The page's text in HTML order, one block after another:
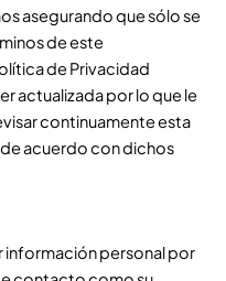
asegurando que sólo se
de este
de Privacidad
actualizada por lo que le
continuamente esta
acuerdo con dichos
personal por